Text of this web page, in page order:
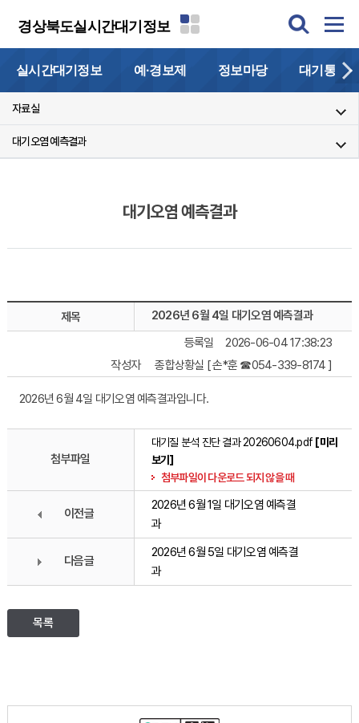
경상북도실시간대기정보
실시간대기정보 예·경보제 정보마당 대기통계
자료실
대기오염 예측결과
대기오염 예측결과
제목
2026년 6월 4일 대기오염 예측결과
등록일
2026-06-04 17:38:23
작성자
종합상황실 [ 손*훈 ☎054-339-8174 ]
2026년 6월 4일 대기오염 예측결과입니다.
첨부파일
대기질 분석 진단 결과 20260604.pdf [미리
보기]
첨부파일이 다운로드 되지 않을 때
이전글
2026년 6월 1일 대기오염 예측결
과
다음글
2026년 6월 5일 대기오염 예측결
과
목록